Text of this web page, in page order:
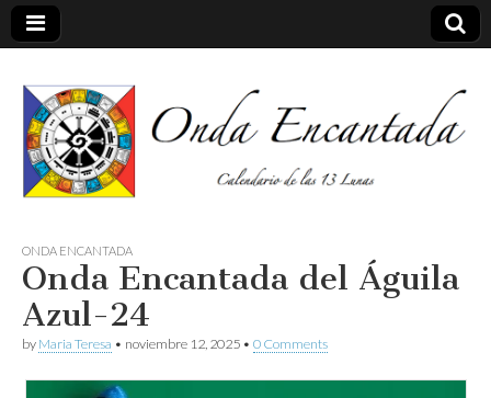
Onda
encantada
ONDA ENCANTADA
Onda Encantada del Águila
Azul-24
by Maria Teresa • noviembre 12, 2025 • 0 Comments